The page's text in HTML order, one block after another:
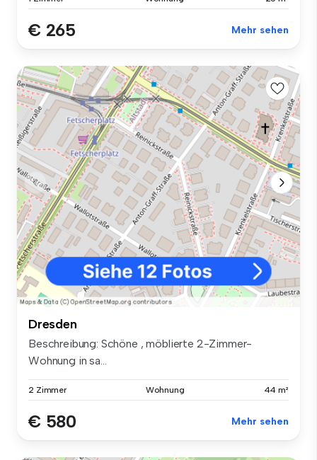
€ 265 Mehr sehen
Dresden
Beschreibung: Schöne , möblierte 2-Zimmer-
Wohnung in sa...
2 Zimmer Wohnung 44 m²
€ 580 Mehr sehen